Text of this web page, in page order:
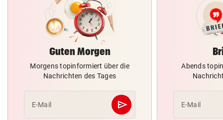
Guten Morgen
Morgens topinformiert über die
Nachrichten des Tages
E-Mail send
Abschicken
Abends
E-Mail